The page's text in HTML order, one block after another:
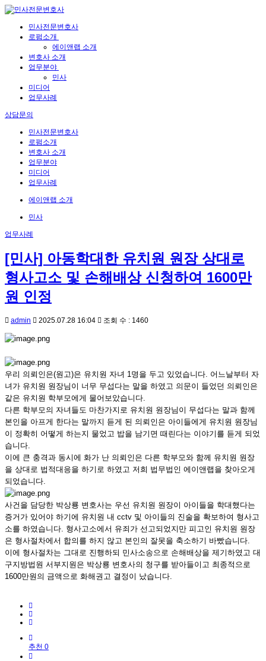
민사전문변호사
로펌소개
에이앤랩 소개
변호사 소개
업무분야
민사
미디어
업무사례
상담문의
민사전문변호사
로펌소개
변호사 소개
업무분야
미디어
업무사례
에이앤랩 소개
민사
업무사례
[민사] 아동학대한 유치원 원장 상대로
형사고소 및 손해배상 신청하여 1600만
원 인정
admin 2025.07.28 16:04 조회 수 : 1460
우리 의뢰인은(원고)은 유치원 자녀 1명을 두고 있었습니다. 어느날부터 자
녀가 유치원 원장님이 너무 무섭다는 말을 하였고 의문이 들었던 의뢰인은
같은 유치원 학부모에게 물어보았습니다.
다른 학부모의 자녀들도 마찬가지로 유치원 원장님이 무섭다는 말과 함께
본인을 아프게 한다는 말까지 듣게 된 의뢰인은 아이들에게 유치원 원장님
이 정확히 어떻게 하는지 물었고 밥을 남기면 때린다는 이야기를 듣게 되었
습니다.
이에 큰 충격과 동시에 화가 난 의뢰인은 다른 학부모와 함께 유치원 원장
을 상대로 법적대응을 하기로 하였고 저희 법무법인 에이앤랩을 찾아오게
되었습니다.
사건을 담당한 박상룡 변호사는 우선 유치원 원장이 아이들을 학대했다는
증거가 있어야 하기에 유치원 내 cctv 및 아이들의 진술을 확보하여 형사고
소를 하였습니다. 형사고소에서 유죄가 선고되었지만 피고인 유치원 원장
은 형사절차에서 합의를 하지 않고 본인의 잘못을 축소하기 바빴습니다.
이에 형사절차는 그대로 진행하되 민사소송으로 손해배상을 제기하였고 대
구지방법원 서부지원은 박상룡 변호사의 청구를 받아들이고 최종적으로
1600만원의 금액으로 화해권고 결정이 났습니다.
추천 0